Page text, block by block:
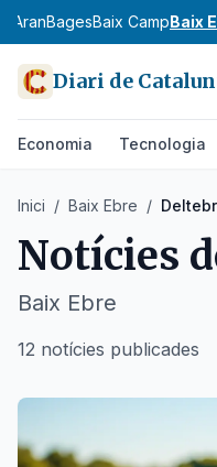
AranBagesBaix CampBaix
Diari de
Economia Tecnologia
Inici / Baix Ebre /
Notícies
Baix Ebre
12 notícies publicades